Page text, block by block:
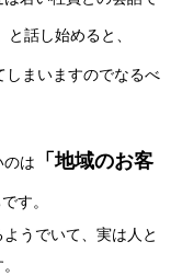
と話し始めると、
しまいますのでなるべ
は 「地域のお客
す。
うでいて、実は人と